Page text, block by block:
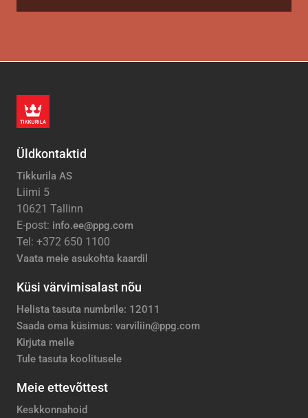
Üldkontaktid
Tikkurila AS
Liimi 5
10621 Tallinn
E-post: info.ee@ppg.com
Tel: +372 650 1100
Vaata meie asukohta kaardil
Küsi värvimisalast nõu
Helista tasuta numbrile: 12011
Saada oma küsimus: varviliin@ppg.com
Kirjuta meile
Tule tasuta koolitusele
Meie ettevõttest
Keskkonnahoid